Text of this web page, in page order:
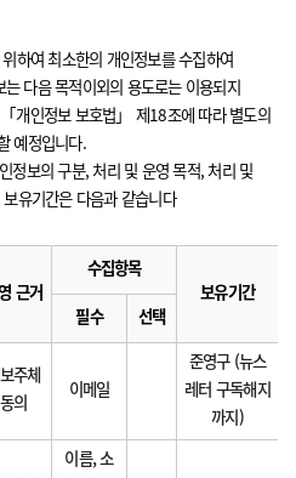
하여 최소한의 개인정보를 수집하여
다음 목적이외의 용도로는 이용되지
개인정보 보호법」 제18조에 따라 별도의
예정입니다.
정보의 구분, 처리 및 운영 목적, 처리 및
유기간은 다음과 같습니다
근거
수집항목
보유기간
필수
선택
주체
동의
이메일
준영구 (뉴스
레터 구독해지
까지)
이름, 소